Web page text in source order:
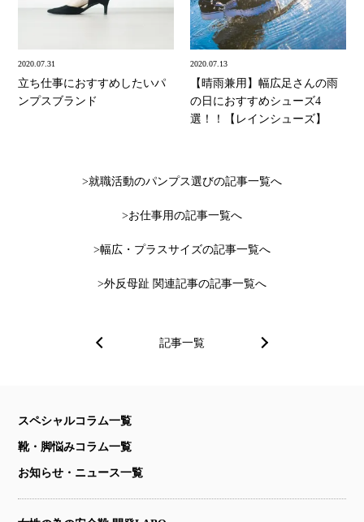
2020.07.31
立ち仕事におすすめしたいパ
ンプスブランド
2020.07.13
【晴雨兼用】幅広足さんの雨
の日におすすめシューズ4
選！！【レインシューズ】
就職活動のパンプス選びの記事一覧へ
お仕事用の記事一覧へ
幅広・プラスサイズの記事一覧へ
外反母趾 関連記事の記事一覧へ
記事一覧
スペシャルコラム一覧
靴・脚悩みコラム一覧
お知らせ・ニュース一覧